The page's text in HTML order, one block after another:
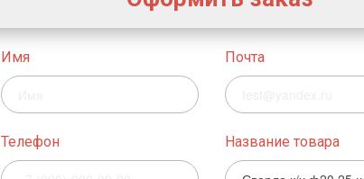
Имя Почта
Телефон Название товара